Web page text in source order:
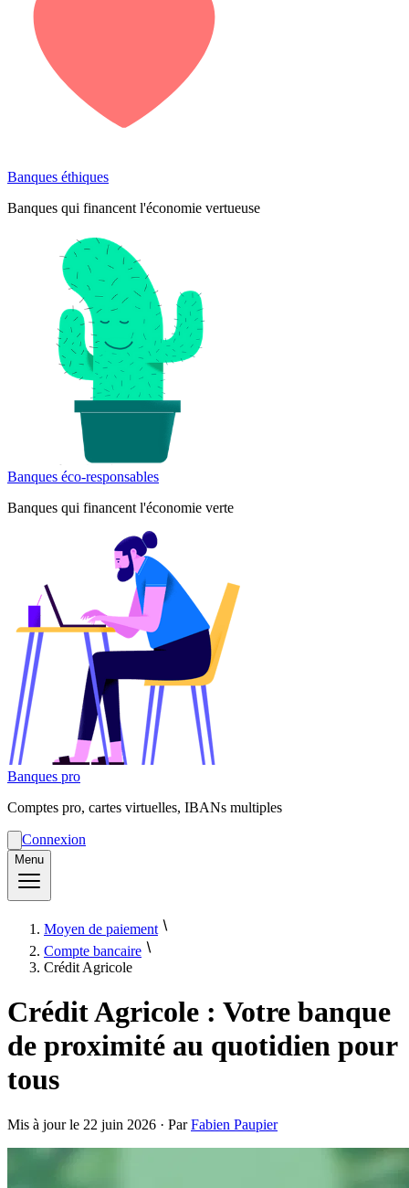
Banques éthiques
Banques qui financent l'économie vertueuse
Banques éco-responsables
Banques qui financent l'économie verte
Banques pro
Comptes pro, cartes virtuelles, IBANs multiples
Connexion
Menu
Moyen de paiement
Compte bancaire
Crédit Agricole
Crédit Agricole : Votre banque
de proximité au quotidien pour
tous
Mis à jour le 22 juin 2026 · ParFabien Paupier